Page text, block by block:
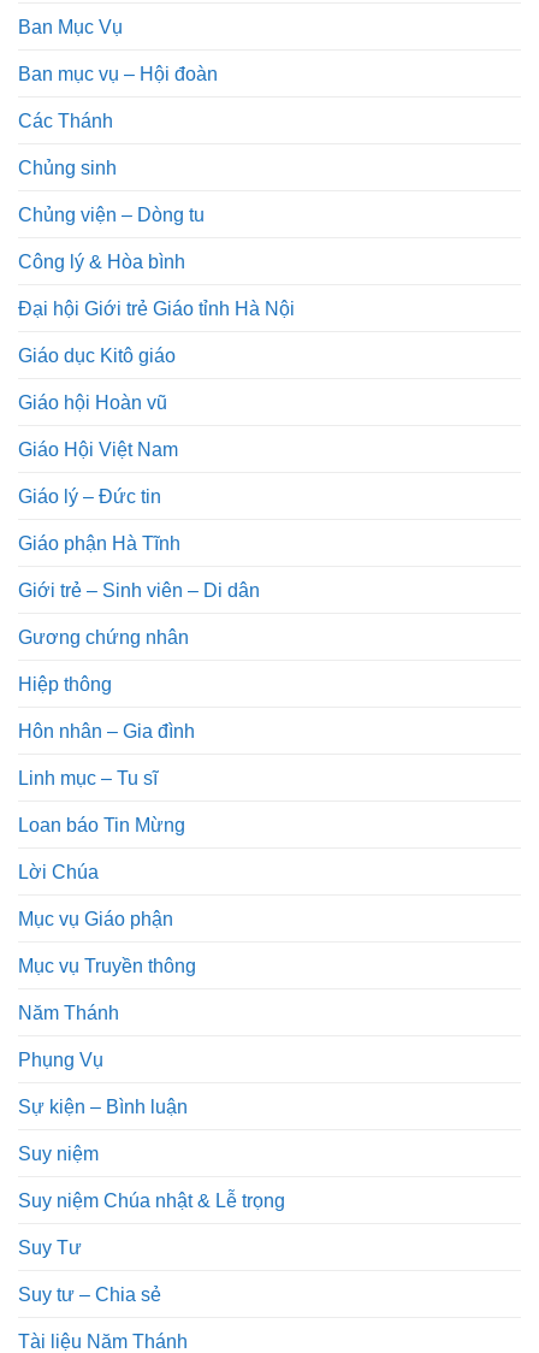
Ban Mục Vụ
Ban mục vụ – Hội đoàn
Các Thánh
Chủng sinh
Chủng viện – Dòng tu
Công lý & Hòa bình
Đại hội Giới trẻ Giáo tỉnh Hà Nội
Giáo dục Kitô giáo
Giáo hội Hoàn vũ
Giáo Hội Việt Nam
Giáo lý – Đức tin
Giáo phận Hà Tĩnh
Giới trẻ – Sinh viên – Di dân
Gương chứng nhân
Hiệp thông
Hôn nhân – Gia đình
Linh mục – Tu sĩ
Loan báo Tin Mừng
Lời Chúa
Mục vụ Giáo phận
Mục vụ Truyền thông
Năm Thánh
Phụng Vụ
Sự kiện – Bình luận
Suy niệm
Suy niệm Chúa nhật & Lễ trọng
Suy Tư
Suy tư – Chia sẻ
Tài liệu Năm Thánh